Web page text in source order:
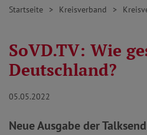
Startseite Kreisverband
SoVD.TV: Wie
Deutschland?
05.05.2022
Neue Ausgabe der